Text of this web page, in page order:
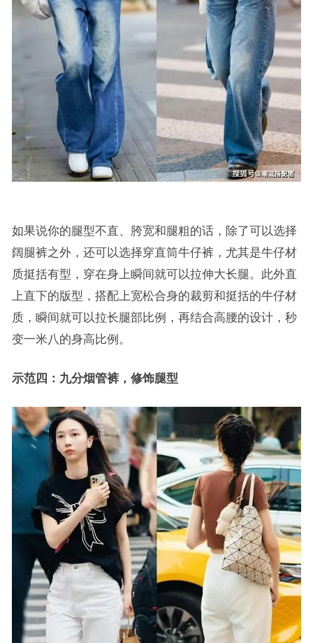
如果说你的腿型不直、胯宽和腿粗的话，除了可以选择
阔腿裤之外，还可以选择穿直筒牛仔裤，尤其是牛仔材
质挺括有型，穿在身上瞬间就可以拉伸大长腿。此外直
上直下的版型，搭配上宽松合身的裁剪和挺括的牛仔材
质，瞬间就可以拉长腿部比例，再结合高腰的设计，秒
变一米八的身高比例。
示范四：九分烟管裤，修饰腿型